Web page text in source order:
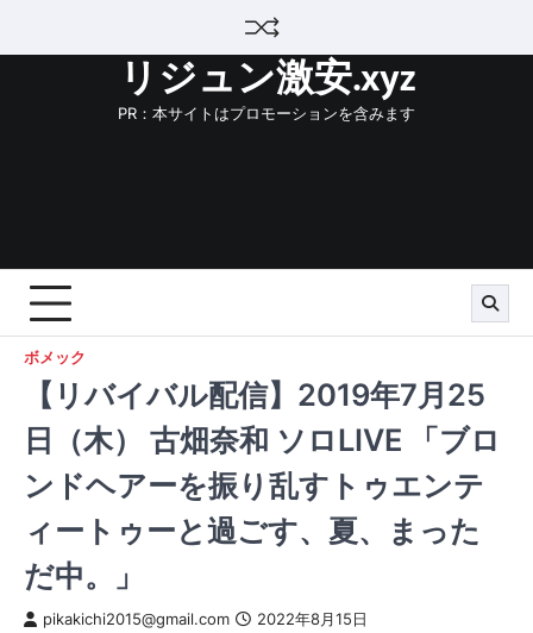
リジュン激安.xyz
PR：本サイトはプロモーションを含みます
ボメック
【リバイバル配信】2019年7月25
日（木） 古畑奈和 ソロLIVE 「ブロ
ンドヘアーを振り乱すトゥエンテ
ィートゥーと過ごす、夏、まった
だ中。」
pikakichi2015@gmail.com 2022年8月15日